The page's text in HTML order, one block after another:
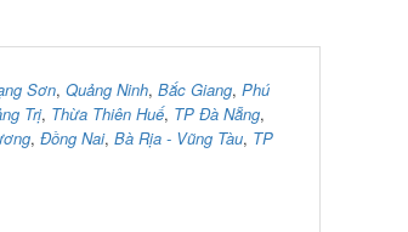
Sơn, Quảng Ninh, Bắc Giang, Phú
Trị, Thừa Thiên Huế, TP Đà Nẵng,
, Đồng Nai, Bà Rịa - Vũng Tàu, TP